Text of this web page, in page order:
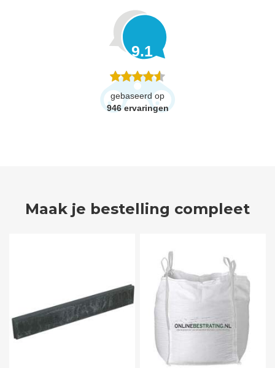
9.1
gebaseerd op
946 ervaringen
Maak je bestelling compleet